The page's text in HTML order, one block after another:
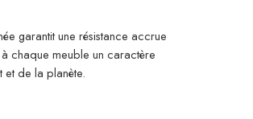
garantit une résistance accrue
chaque meuble un caractère
et de la planète.